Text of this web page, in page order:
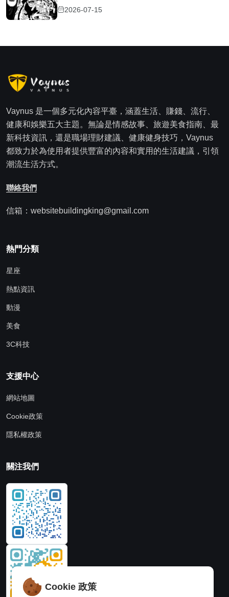
2026-07-15
Vaynus 是一個多元化內容平臺，涵蓋生活、賺錢、流行、
健康和娛樂五大主題。無論是情感故事、旅遊美食指南、最
新科技資訊，還是職場理財建議、健康健身技巧，Vaynus
都致力於為使用者提供豐富的內容和實用的生活建議，引領
潮流生活方式。
聯絡我們
信箱：websitebuildingking@gmail.com
熱門分類
星座
熱點資訊
動漫
美食
3C科技
支援中心
網站地圖
Cookie政策
隱私權政策
關注我們
Cookie 政策